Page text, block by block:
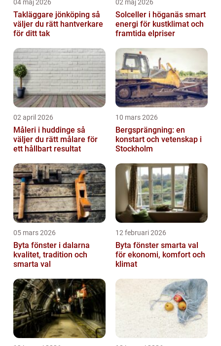
04 maj 2026
Takläggare jönköping så
väljer du rätt hantverkare
för ditt tak
02 maj 2026
Solceller i höganäs smart
energi för kustklimat och
framtida elpriser
02 april 2026
Måleri i huddinge så
väljer du rätt målare för
ett hållbart resultat
10 mars 2026
Bergsprängning: en
konstart och vetenskap i
Stockholm
05 mars 2026
Byta fönster i dalarna
kvalitet, tradition och
smarta val
12 februari 2026
Byta fönster smarta val
för ekonomi, komfort och
klimat